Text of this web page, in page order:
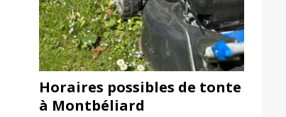
Horaires possibles de tonte
à Montbéliard